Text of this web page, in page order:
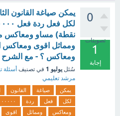
0
تصويتات
1
إجابة
يمكن صياغة القانون
نقطة) مساو ومعاكس
ومماثل اقوى
ومعاكس ؟ - مع الشرح
سُئل يوليو 1 في تصنيف أسئلة
مرشد تعليمي
يمكن صياغة القانون
لكل
فعل ردة
ومعاكس
ومماثل اقوى